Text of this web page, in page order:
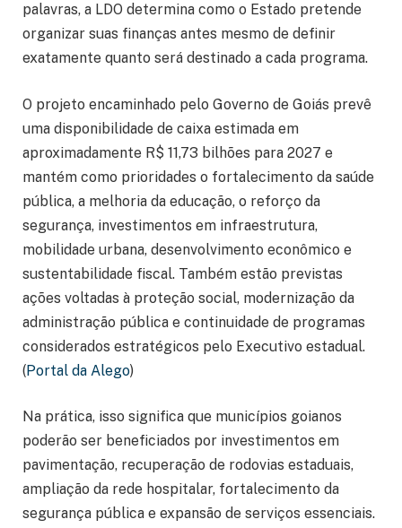
palavras, a LDO determina como o Estado pretende
organizar suas finanças antes mesmo de definir
exatamente quanto será destinado a cada programa.
O projeto encaminhado pelo Governo de Goiás prevê
uma disponibilidade de caixa estimada em
aproximadamente R$ 11,73 bilhões para 2027 e
mantém como prioridades o fortalecimento da saúde
pública, a melhoria da educação, o reforço da
segurança, investimentos em infraestrutura,
mobilidade urbana, desenvolvimento econômico e
sustentabilidade fiscal. Também estão previstas
ações voltadas à proteção social, modernização da
administração pública e continuidade de programas
considerados estratégicos pelo Executivo estadual.
(Portal da Alego)
Na prática, isso significa que municípios goianos
poderão ser beneficiados por investimentos em
pavimentação, recuperação de rodovias estaduais,
ampliação da rede hospitalar, fortalecimento da
segurança pública e expansão de serviços essenciais.